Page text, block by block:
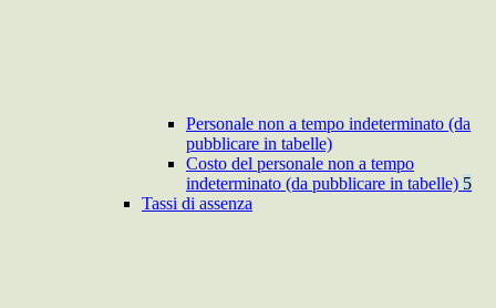
Personale non a tempo indeterminato (da
pubblicare in tabelle)
Costo del personale non a tempo
indeterminato (da pubblicare in tabelle) 5
Tassi di assenza